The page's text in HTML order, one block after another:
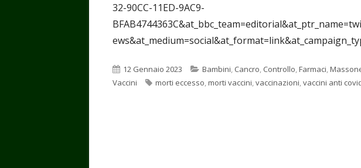
32-90CC-11ED-9AC9-
Pubblicato
12 Gennaio 2023 Categorie
Bambini, Cancro, Controllo,Farmaci,
Vaccini
Tag
morti eccesso,morti vaccini,vaccinazioni,vaccini anti